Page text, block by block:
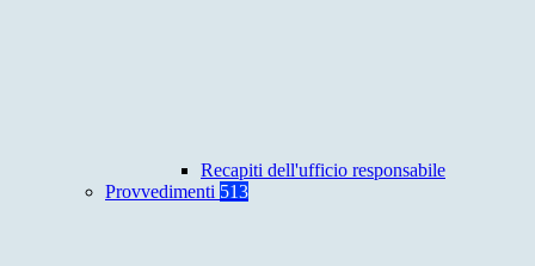
Recapiti dell'ufficio responsabile
Provvedimenti 513